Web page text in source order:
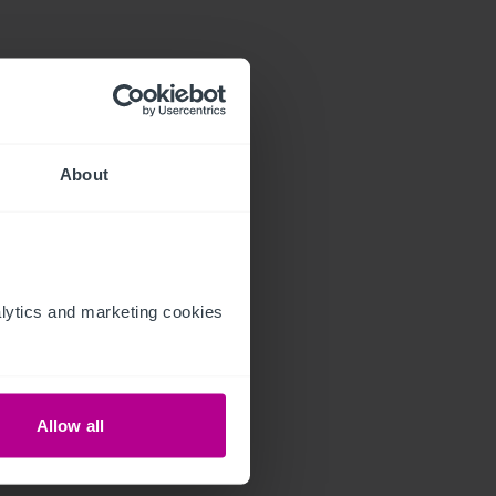
About
and marketing cookies
Allow all